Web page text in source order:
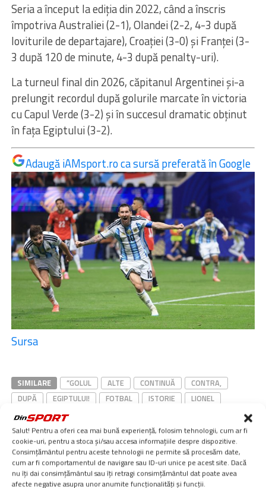
Salut! Pentru a oferi cea mai bună experiență, folosim tehnologii, cum ar fi
cookie-uri, pentru a stoca și/sau accesa informațiile despre dispozitive.
Consimțământul pentru aceste tehnologii ne permite să procesăm date,
cum ar fi comportamentul de navigare sau ID-uri unice pe acest site. Dacă
nu îți dai consimțământul sau îți retragi consimțământul dat poate avea
afecte negative asupra unor anumite funcționalități și funcții.
Seria a început la ediția din 2022, când a înscris
împotriva Australiei (2-1), Olandei (2-2, 4-3 după
loviturile de departajare), Croației (3-0) și Franței (3-
3 după 120 de minute, 4-3 după penalty-uri).
La turneul final din 2026, căpitanul Argentinei și-a
prelungit recordul după golurile marcate în victoria
cu Capul Verde (3-2) și în succesul dramatic obținut
în fața Egiptului (3-2).
Adaugă iAMsport.ro ca sursă preferată în Google
Sursa
SIMILARE ”GOLUL ALTE CONTINUĂ
CONTRA,
DUPĂ
EGIPTULUI! FOTBAL ISTORIE
LIONEL
MARCAT
MESSI:
SUPERLIGA
TENIS UNIC! VIDEO,
Simina PREDA